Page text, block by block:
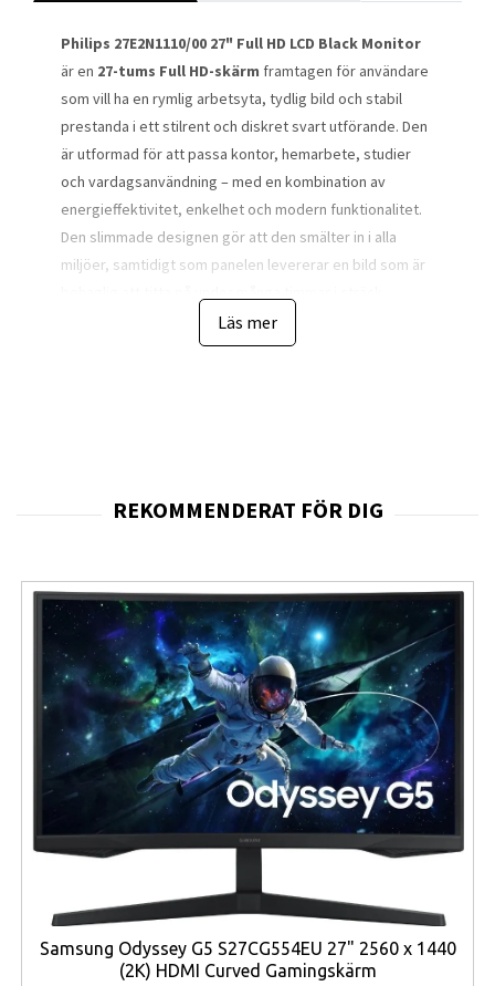
Philips 27E2N1110/00 27" Full HD LCD Black Monitor
är en 27-tums Full HD-skärm framtagen för användare
som vill ha en rymlig arbetsyta, tydlig bild och stabil
prestanda i ett stilrent och diskret svart utförande. Den
är utformad för att passa kontor, hemarbete, studier
och vardagsanvändning – med en kombination av
energieffektivitet, enkelhet och modern funktionalitet.
Den slimmade designen gör att den smälter in i alla
miljöer, samtidigt som panelen levererar en bild som är
1920 × 1080 (Full HD)
uppgradering från mindre skärmar där arbetsytan ofta
betraktningsvinklar på 178°/178°och färgstabilitet
oavsett var du sitter framför skärmen. Detta är särskilt
viktigt i öppna kontorsmiljöer eller hemmamiljöer där du
ofta ändrar sittposition, lutar dig tillbaka eller delar
skärmen med någon annan. Du får en konsekvent bild
varje gång, oavsett vinkel.
Skärmen är också konstruerad för ögonkomfort. Den
Flicker-Free-teknik , samt ett särskiltLowBlue-
lägesom reducerar blått ljus och därmed minskar
gör Philips 27E2N1110/00 till ett bra val för användare
som sitter framför skärmen många timmar per dag och
behöver en pålitlig partner som inte tröttar ut ögonen.
Läs mer
Samsung Odyssey G5 S27CG554EU 27" 2560 x 1440
(2K) HDMI Curved Gamingskärm